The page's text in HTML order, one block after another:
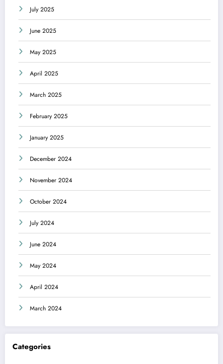
July 2025
June 2025
May 2025
April 2025
March 2025
February 2025
January 2025
December 2024
November 2024
October 2024
July 2024
June 2024
May 2024
April 2024
March 2024
Categories